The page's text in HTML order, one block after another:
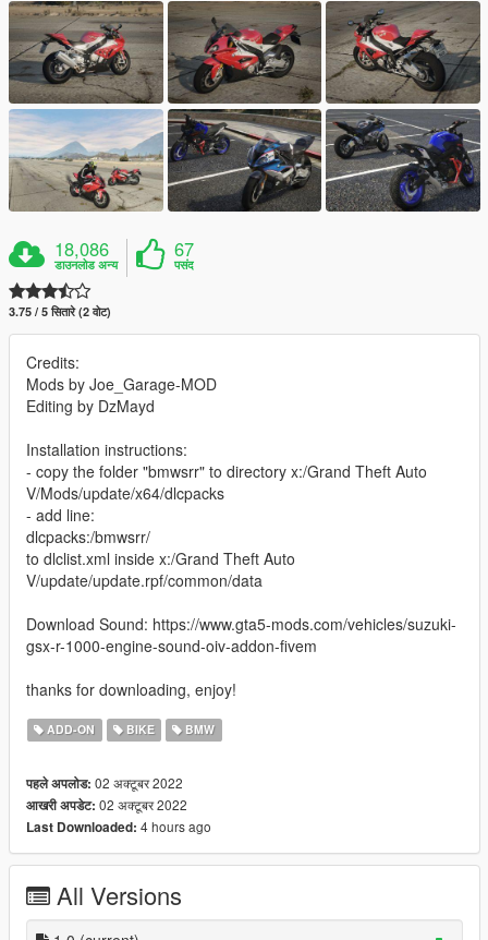
18,086
डाउनलोड अन्य
67
पसंद
3.75 / 5 सितारे (2 वोट)
Credits:
Mods by Joe_Garage-MOD
Editing by DzMayd
Installation instructions:
- copy the folder "bmwsrr" to directory x:/Grand Theft Auto
V/Mods/update/x64/dlcpacks
- add line:
dlcpacks:/bmwsrr/
to dlclist.xml inside x:/Grand Theft Auto
V/update/update.rpf/common/data
Download Sound: https://www.gta5-mods.com/vehicles/suzuki-
gsx-r-1000-engine-sound-oiv-addon-fivem
thanks for downloading, enjoy!
ADD-ON BIKE BMW
पहले अपलोड: 02 अक्टूबर 2022
आखरी अपडेट: 02 अक्टूबर 2022
Last Downloaded: 4 hours ago
All Versions